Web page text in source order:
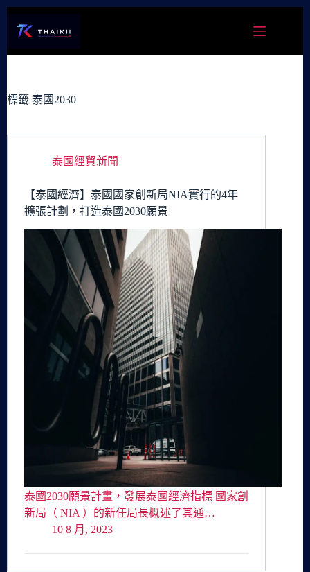
容
標籤 泰國2030
泰國經貿新聞
【泰國經濟】泰國國家創新局NIA實行的4年
擴張計劃，打造泰國2030願景
泰國2030願景計畫，發展泰國經濟指標 國家創
新局（ NIA ）的新任局長概述了其通…
10 8 月, 2023